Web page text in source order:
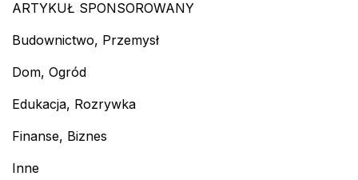
ARTYKUŁ SPONSOROWANY
Budownictwo, Przemysł
Dom, Ogród
Edukacja, Rozrywka
Finanse, Biznes
Inne